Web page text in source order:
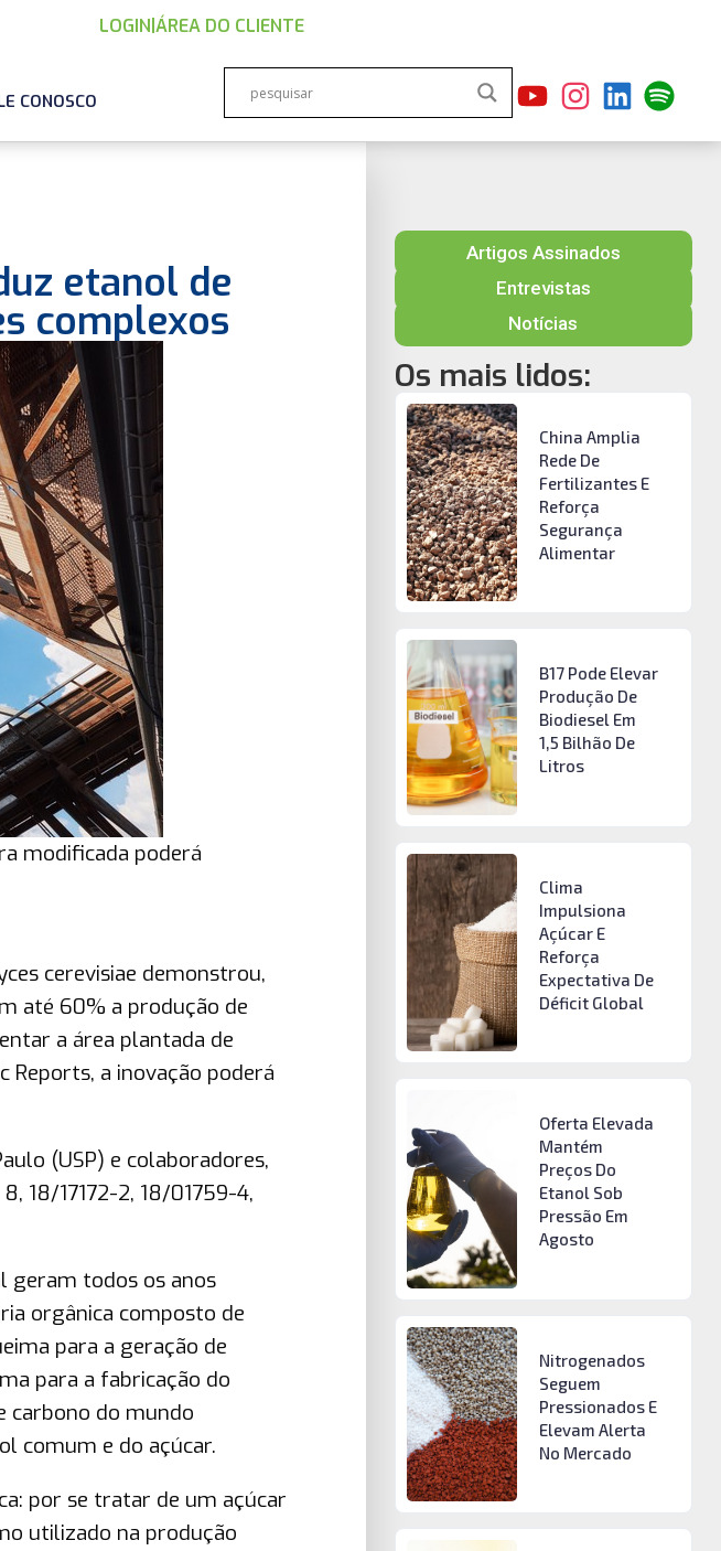
LOGIN |ÁREA DO CLIENTE
CONOSCO
etanol de
complexos
modificada poderá
cerevisiae demonstrou,
até 60% a produção de
a área plantada de
Reports, a inovação poderá
(USP) e colaboradores,
18/17172-2, 18/01759-4,
geram todos os anos
orgânica composto de
para a geração de
para a fabricação do
carbono do mundo
comum e do açúcar.
por se tratar de um açúcar
utilizado na produção
Artigos Assinados
Entrevistas
Notícias
Os mais lidos:
China Amplia
Rede De
Fertilizantes E
Reforça
Segurança
Alimentar
B17 Pode Elevar
Produção De
Biodiesel Em
1,5 Bilhão De
Litros
Clima
Impulsiona
Açúcar E
Reforça
Expectativa De
Déficit Global
Oferta Elevada
Mantém
Preços Do
Etanol Sob
Pressão Em
Agosto
Nitrogenados
Seguem
Pressionados E
Elevam Alerta
No Mercado